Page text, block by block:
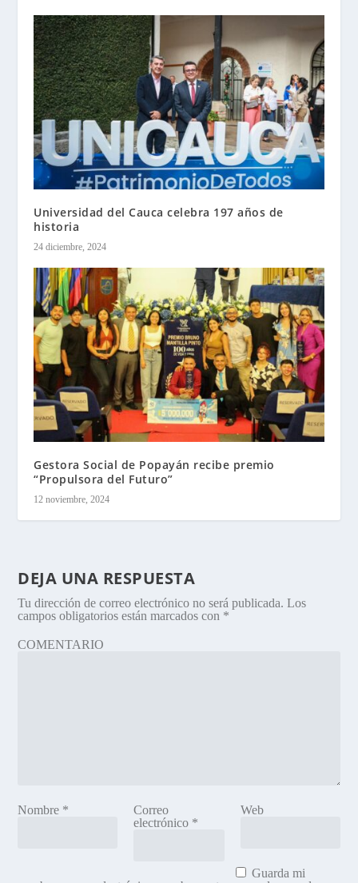
Universidad del Cauca celebra 197 años de
historia
24 diciembre, 2024
Gestora Social de Popayán recibe premio
“Propulsora del Futuro”
12 noviembre, 2024
DEJA UNA RESPUESTA
Tu dirección de correo electrónico no será publicada. Los
campos obligatorios están marcados con *
COMENTARIO
Nombre *
Correo
electrónico *
Web
Guarda mi